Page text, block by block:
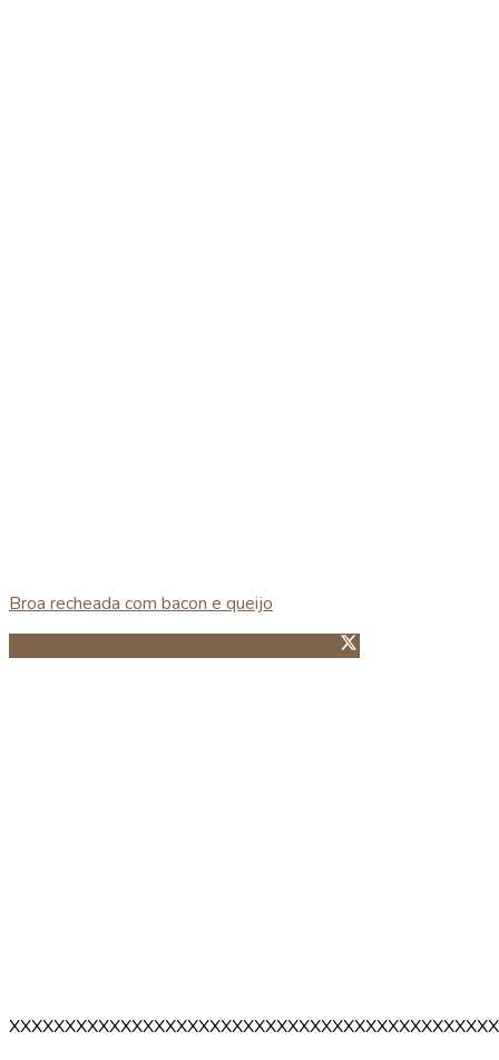
Broa recheada com bacon e queijo
Guardar no Pinterest